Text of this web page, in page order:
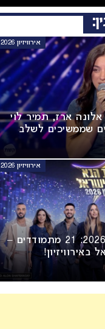
אירוויזיון 2026
ארז, תמיר לוי
שממשיכים לשלב
אירוויזיון 2026
הכוכב הבא לאירוויזיון 2026: 21 מתמודדים –